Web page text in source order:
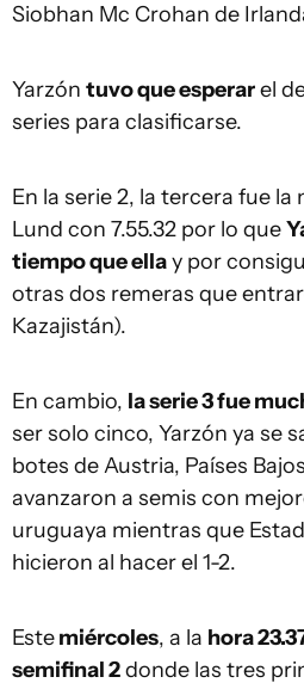
Siobhan Mc Crohan de
Yarzón tuvo que esperarel
series para clasificarse.
En la serie 2, la tercera fue
Lund con 7.55.32 por lo que
tiempo que ellay por
otras dos remeras que
Kazajistán).
En cambio, la serie 3 fue
ser solo cinco, Yarzón ya se
botes de Austria, Países
avanzaron a semis con
uruguaya mientras que
hicieron al hacer el 1-2.
Estemiércoles, a la hora
semifinal 2donde las tres